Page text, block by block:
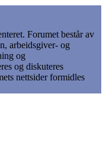
Forumet består av
arbeidsgiver- og
og
og diskuteres
nettsider formidles